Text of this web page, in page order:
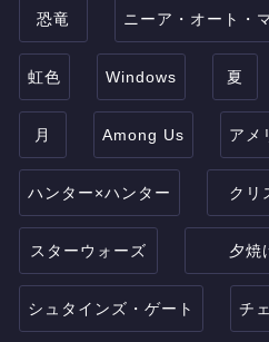
恐竜 ニーア・オート・
虹色 Windows 夏
月 Among Us アメ
ハンター×ハンター クリ
スターウォーズ 夕焼
シュタインズ・ゲート チ